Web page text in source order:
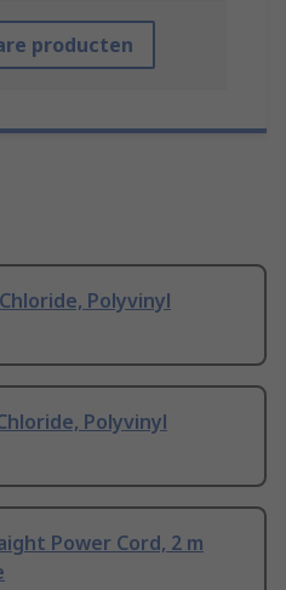
producten
Polyvinyl
Polyvinyl
Power Cord, 2 m